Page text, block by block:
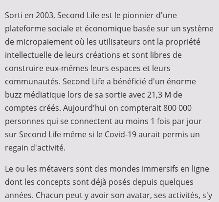
Sorti en 2003, Second Life est le pionnier d'une
plateforme sociale et économique basée sur un système
de micropaiement où les utilisateurs ont la propriété
intellectuelle de leurs créations et sont libres de
construire eux-mêmes leurs espaces et leurs
communautés. Second Life a bénéficié d'un énorme
buzz médiatique lors de sa sortie avec 21,3 M de
comptes créés. Aujourd'hui on compterait 800 000
personnes qui se connectent au moins 1 fois par jour
sur Second Life même si le Covid-19 aurait permis un
regain d'activité.
Le ou les métavers sont des mondes immersifs en ligne
dont les concepts sont déjà posés depuis quelques
années. Chacun peut y avoir son avatar, ses activités, s'y